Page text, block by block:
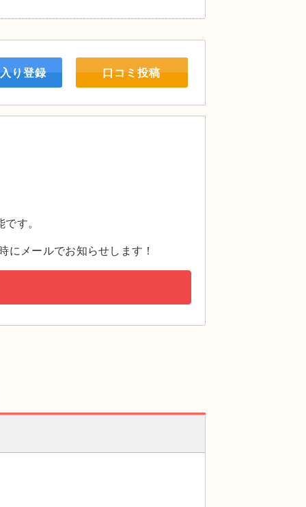
り登録 口コミ投稿
す。
にメールでお知らせします！